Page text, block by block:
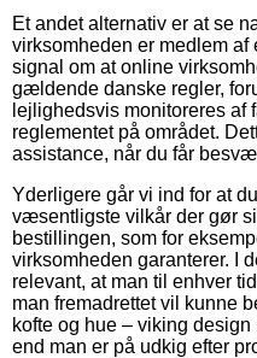
Et andet alternativ er at se
virksomheden er medlem
signal om at online
gældende danske regler,
lejlighedsvis monitoreres af
reglementet på området.
assistance, når du får
Yderligere går vi ind for at
væsentligste vilkår der gør
bestillingen, som for
virksomheden garanterer. I
relevant, at man til enhver
man fremadrettet vil kunne
kofte og hue – viking
end man er på udkig efter